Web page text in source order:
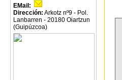
EMail:
Dirección: Arkotz nº9 - Pol.
Lanbarren - 20180 Oiartzun
(Guipúzcoa)